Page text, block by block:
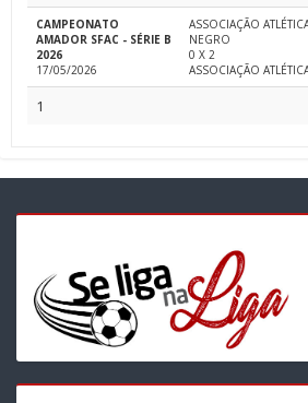
CAMPEONATO
AMADOR SFAC - SÉRIE B
2026
17/05/2026
ASSOCIAÇÃO
NEGRO
0 X 2
ASSOCIAÇÃO
1